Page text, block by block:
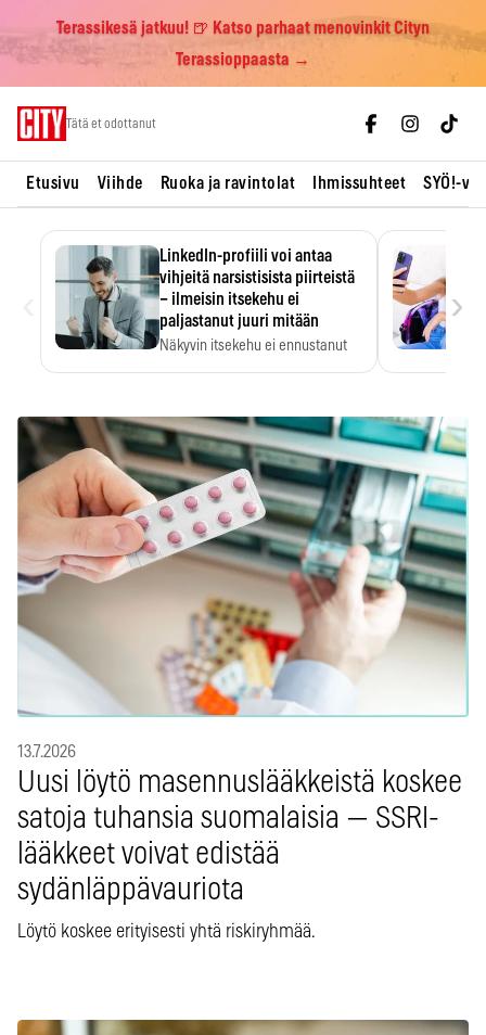
Terassikesä jatkuu! 🍺 Katso parhaat menovinkit Cityn
Terassioppaasta →
Tätä et odottanut
Etusivu Viihde Ruoka ja ravintolat Ihmissuhteet SYÖ!-
LinkedIn-profiili voi antaa
vihjeitä narsistisista piirteistä
– ilmeisin itsekehu ei
paljastanut juuri mitään
Näkyvin itsekehu ei ennustanut
›
13.7.2026
Uusi löytö masennuslääkkeistä koskee
satoja tuhansia suomalaisia — SSRI-
lääkkeet voivat edistää
sydänläppävauriota
Löytö koskee erityisesti yhtä riskiryhmää.